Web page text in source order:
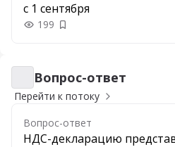
с 1 сентября
199 Добавить в закладки
Вопрос-ответ
Вопрос-ответ
Перейти к потоку
Вопрос-ответ
НДС-декларацию